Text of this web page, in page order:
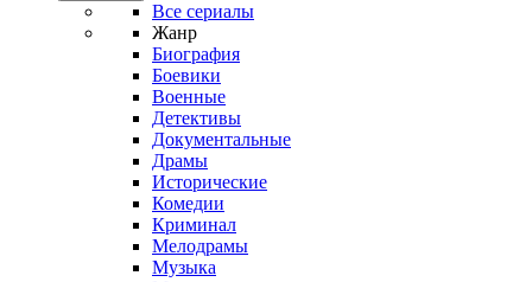
Все сериалы
Жанр
Биография
Боевики
Военные
Детективы
Документальные
Драмы
Исторические
Комедии
Криминал
Мелодрамы
Музыка